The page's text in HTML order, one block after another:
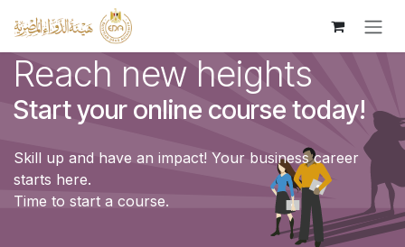
Reach new heights
Start your online course today!
Skill up and have an impact! Your business career
starts here.
Time to start a course.